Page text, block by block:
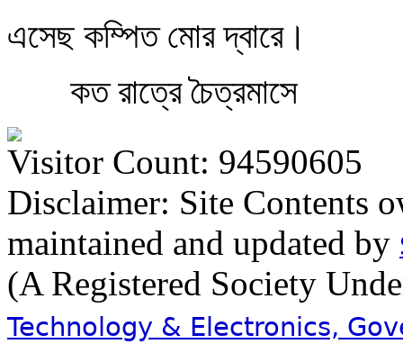
এসেছ কম্পিত মোর দ্বারে।
কত রাত্রে চৈত্রমাসে
Visitor Count: 94590605
Disclaimer: Site Contents
maintained and updated by
(A Registered Society
Technology & Electronics,